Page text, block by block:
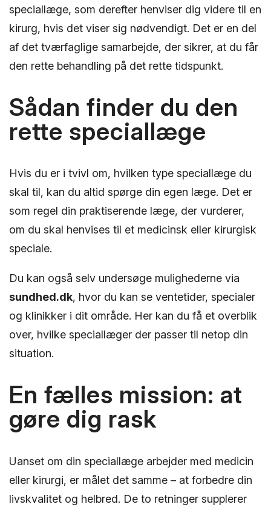
speciallæge, som derefter henviser dig videre til en
kirurg, hvis det viser sig nødvendigt. Det er en del
af det tværfaglige samarbejde, der sikrer, at du får
den rette behandling på det rette tidspunkt.
Sådan finder du den
rette speciallæge
Hvis du er i tvivl om, hvilken type speciallæge du
skal til, kan du altid spørge din egen læge. Det er
som regel din praktiserende læge, der vurderer,
om du skal henvises til et medicinsk eller kirurgisk
speciale.
Du kan også selv undersøge mulighederne via
sundhed.dk, hvor du kan se ventetider, specialer
og klinikker i dit område. Her kan du få et overblik
over, hvilke speciallæger der passer til netop din
situation.
En fælles mission: at
gøre dig rask
Uanset om din speciallæge arbejder med medicin
eller kirurgi, er målet det samme – at forbedre din
livskvalitet og helbred. De to retninger supplerer